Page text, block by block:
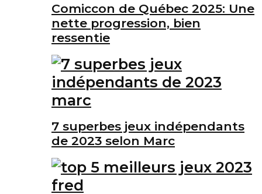
Comiccon de Québec 2025: Une
nette progression, bien
ressentie
7 superbes jeux indépendants
de 2023 selon Marc